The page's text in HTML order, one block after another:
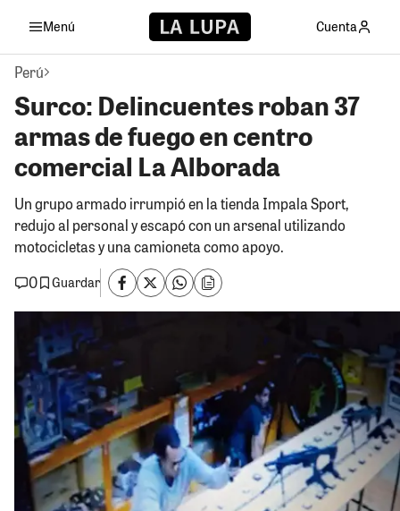
Menú Cuenta
Perú
Surco: Delincuentes roban 37
armas de fuego en centro
comercial La Alborada
Un grupo armado irrumpió en la tienda Impala Sport,
redujo al personal y escapó con un arsenal utilizando
motocicletas y una camioneta como apoyo.
0
Guardar